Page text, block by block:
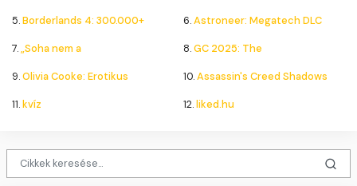
5.Borderlands 4: 300.000+ 6.Astroneer: Megatech DLC
7.„Soha nem a 8.GC 2025: The
9.Olivia Cooke: Erotikus 10.Assassin's Creed Shadows
11.kvíz 12.liked.hu